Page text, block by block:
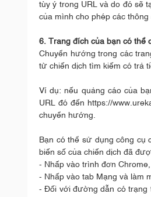
tùy ý trong URL và do đó sẽ
của mình cho phép các thông
6. Trang đích của bạn có thể
Chuyển hướng trong các
từ chiến dịch tìm kiếm có trả
Ví dụ: nếu quảng cáo của
URL đó đến https://
chuyển hướng.
Bạn có thể sử dụng công cụ
biến số của chiến dịch đã
- Nhấp vào trình đơn
- Nhấp vào tab Mạng và làm
- Đối với đường dẫn có trạng